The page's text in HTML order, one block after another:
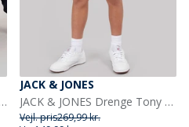
JACK & JONES Drengenes Harry Træningsdragt Blå Blazer
JACK & JONES
JACK & JONES Drenge Tony AKM 310 Shorts Grey Denim
Vejl. pris269,99 kr.